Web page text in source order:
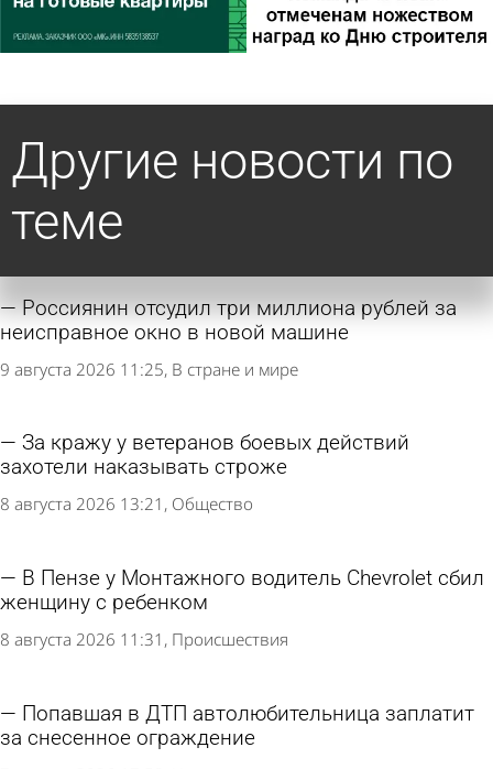
Другие новости по
теме
Россиянин отсудил три миллиона рублей за
неисправное окно в новой машине
9 августа 2026 11:25 В стране и мире
За кражу у ветеранов боевых действий
захотели наказывать строже
8 августа 2026 13:21 Общество
В Пензе у Монтажного водитель Chevrolet сбил
женщину с ребенком
8 августа 2026 11:31 Происшествия
Попавшая в ДТП автолюбительница заплатит
за снесенное ограждение